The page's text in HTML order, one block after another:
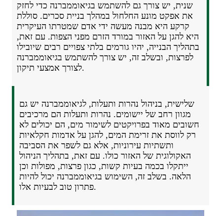
שנית, יש צורך גם להשתמש בגיאוממברנה כדי לחזק
את אפקט מונע החלחול במהלך בניית סכרים. סוללת
קרקע היא מבנה מעשה ידי אדם שמטרתו העיקרית
היא להגן על האזור במורד הזרם מפני הצפות. עם זאת,
בתהליך הבנייה, יהיו גורמים בלתי צפויים רבים שיובילו
לפרצות, ובשלב זה, יש צורך להשתמש בגיאוממברנה
לצורך אמצעי תיקון.
שלישית, בניהול נהרות ותעלות, לגיאוממברנה יש גם
מגוון רחב של יישומים. נהרות ותעלות הם מרכיבים
חשובים מאוד בפרויקטים לשימור מים, הם יכולים לא
רק לווסת את זרימת המים, להגן על אדמות חקלאיות
ותשתיות עירוניות, אלא גם לשפר את הסביבה
האקולוגית של האזור כולו. עם זאת, בתהליך הניהול
ייתקלו בכמה בעיות קשות, כגון פרצות, מפולות וכן
הלאה. בשלב זה, השימוש בגיאוממברנה יכול להיות
פתרון טוב לבעיות אלו.